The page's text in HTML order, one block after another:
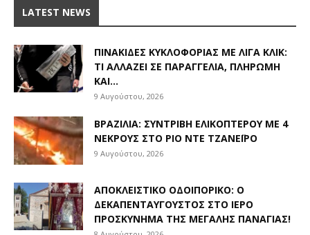
LATEST NEWS
ΠΙΝΑΚΊΔΕΣ ΚΥΚΛΟΦΟΡΊΑΣ ΜΕ ΛΊΓΑ ΚΛΙΚ:
ΤΙ ΑΛΛΆΖΕΙ ΣΕ ΠΑΡΑΓΓΕΛΊΑ, ΠΛΗΡΩΜΉ
ΚΑΙ...
9 Αυγούστου, 2026
ΒΡΑΖΙΛΊΑ: ΣΥΝΤΡΙΒΉ ΕΛΙΚΟΠΤΈΡΟΥ ΜΕ 4
ΝΕΚΡΟΎΣ ΣΤΟ ΡΊΟ ΝΤΕ ΤΖΑΝΈΙΡΟ
9 Αυγούστου, 2026
ΑΠΟΚΛΕΙΣΤΙΚΟ ΟΔΟΙΠΟΡΙΚΟ: Ο
ΔΕΚΑΠΕΝΤΑΎΓΟΥΣΤΟΣ ΣΤΟ ΙΕΡΌ
ΠΡΟΣΚΎΝΗΜΑ ΤΗΣ ΜΕΓΆΛΗΣ ΠΑΝΑΓΊΑΣ!